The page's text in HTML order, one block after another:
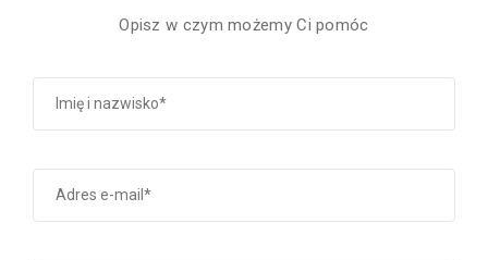
Opisz w czym możemy Ci pomóc